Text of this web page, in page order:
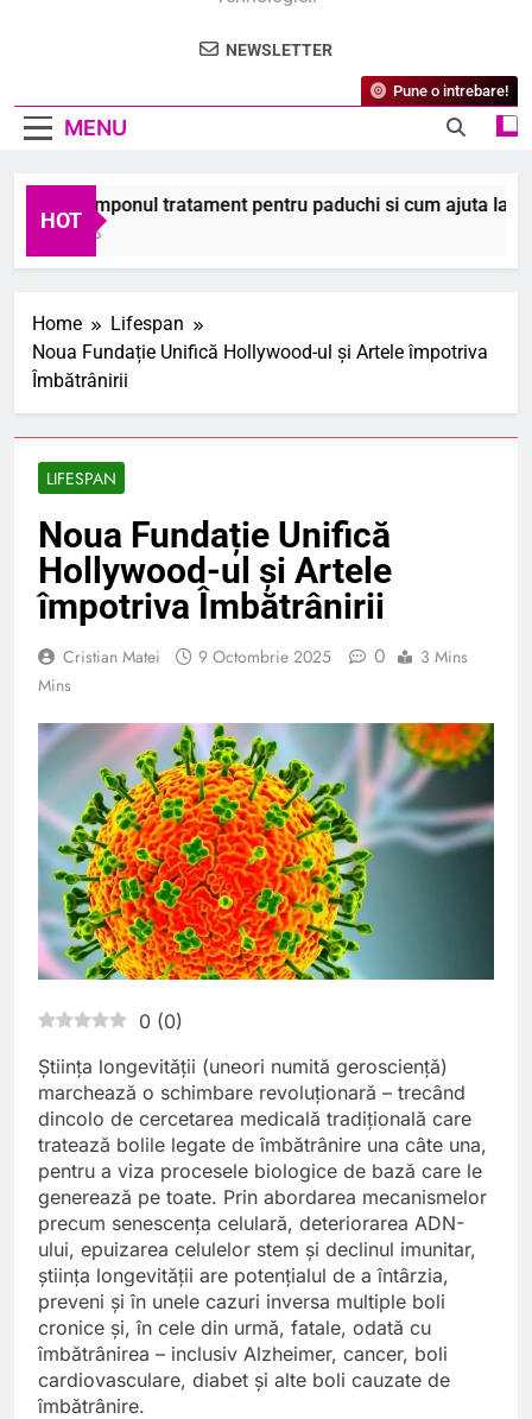
NEWSLETTER
MENU
Pune o intrebare!
HOT
samponul tratament pentru paduchi si cum ajuta la
2026
Home
Lifespan
Noua Fundație Unifică Hollywood-ul și Artele împotriva
Îmbătrânirii
LIFESPAN
Noua Fundație Unifică
Hollywood-ul și Artele
împotriva Îmbătrânirii
Cristian Matei 9 Octombrie 2025 0
3 Mins
Mins
0 (0)
Știința longevității (uneori numită gerosciență)
marchează o schimbare revoluționară – trecând
dincolo de cercetarea medicală tradițională care
tratează bolile legate de îmbătrânire una câte una,
pentru a viza procesele biologice de bază care le
generează pe toate. Prin abordarea mecanismelor
precum senescența celulară, deteriorarea ADN-
ului, epuizarea celulelor stem și declinul imunitar,
știința longevității are potențialul de a întârzia,
preveni și în unele cazuri inversa multiple boli
cronice și, în cele din urmă, fatale, odată cu
îmbătrânirea – inclusiv Alzheimer, cancer, boli
cardiovasculare, diabet și alte boli cauzate de
îmbătrânire.